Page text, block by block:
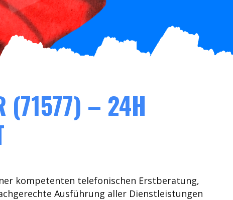
(71577) – 24H
kompetenten telefonischen Erstberatung,
Ausführung aller Dienstleistungen